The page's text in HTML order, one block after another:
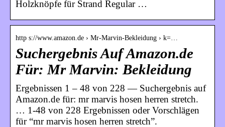
Holzknöpfe für Strand Regular …
http s://www.amazon.de › Mr-Marvin-Bekleidung › k=…
Suchergebnis Auf Amazon.de
Für: Mr Marvin: Bekleidung
Ergebnissen 1 – 48 von 228 — Suchergebnis auf
Amazon.de für: mr marvis hosen herren stretch.
… 1-48 von 228 Ergebnissen oder Vorschlägen
für “mr marvis hosen herren stretch”.